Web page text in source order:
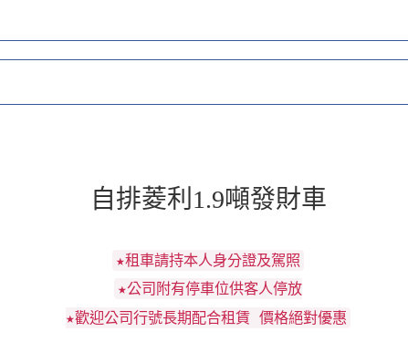
自排菱利1.9噸發財車
★租車請持本人身分證及駕照
★公司附有停車位供客人停放
★歡迎公司行號長期配合租賃 價格絕對優惠